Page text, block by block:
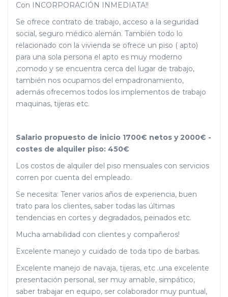
Con INCORPORACIÓN INMEDIATA!!
Se ofrece contrato de trabajo, acceso a la seguridad
social, seguro médico alemán. También todo lo
relacionado con la vivienda se ofrece un piso ( apto)
para una sola persona el apto es muy moderno
,comodo y se encuentra cerca del lugar de trabajo,
también nos ocupamos del empadronamiento,
además ofrecemos todos los implementos de trabajo
maquinas, tijeras etc.
Salario propuesto de inicio 1700€ netos y 2000€ -
costes de alquiler piso: 450€
Los costos de alquiler del piso mensuales con servicios
corren por cuenta del empleado.
Se necesita: Tener varios años de experiencia, buen
trato para los clientes, saber todas las últimas
tendencias en cortes y degradados, peinados etc.
Mucha amabilidad con clientes y compañeros!
Excelente manejo y cuidado de toda tipo de barbas.
Excelente manejo de navaja, tijeras, etc .una excelente
presentación personal, ser muy amable, simpático,
saber trabajar en equipo, ser colaborador muy puntual,